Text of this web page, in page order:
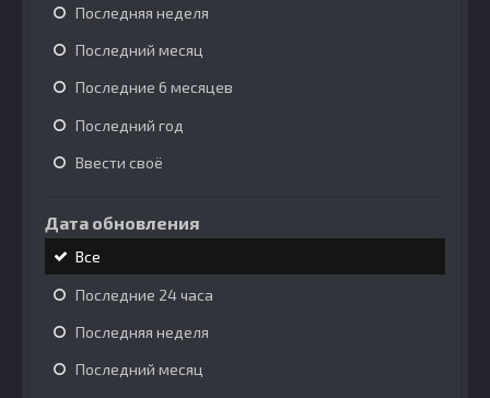
Последняя неделя
Последний месяц
Последние 6 месяцев
Последний год
Ввести своё
Дата обновления
Все
Последние 24 часа
Последняя неделя
Последний месяц